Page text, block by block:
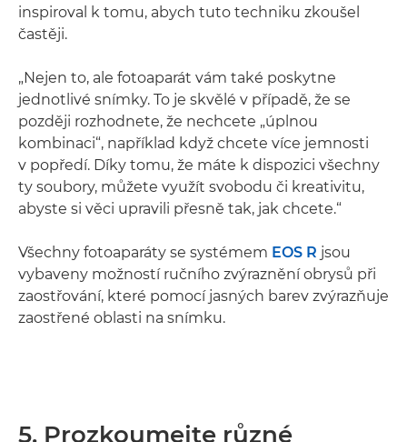
inspiroval k tomu, abych tuto techniku zkoušel
častěji.
„Nejen to, ale fotoaparát vám také poskytne
jednotlivé snímky. To je skvělé v případě, že se
později rozhodnete, že nechcete „úplnou
kombinaci“, například když chcete více jemnosti
v popředí. Díky tomu, že máte k dispozici všechny
ty soubory, můžete využít svobodu či kreativitu,
abyste si věci upravili přesně tak, jak chcete.“
Všechny fotoaparáty se systémem EOS R jsou
vybaveny možností ručního zvýraznění obrysů při
zaostřování, které pomocí jasných barev zvýrazňuje
zaostřené oblasti na snímku.
5. Prozkoumejte různé